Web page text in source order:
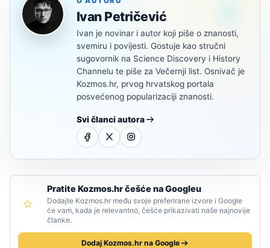
Ivan Petričević
Ivan je novinar i autor koji piše o znanosti,
svemiru i povijesti. Gostuje kao stručni
sugovornik na Science Discovery i History
Channelu te piše za Večernji list. Osnivač je
Kozmos.hr, prvog hrvatskog portala
posvećenog popularizaciji znanosti.
Svi članci autora
Pratite Kozmos.hr češće na Googleu
Dodajte Kozmos.hr među svoje preferirane izvore i Google
će vam, kada je relevantno, češće prikazivati naše najnovije
članke.
Dodaj Kozmos.hr na Google